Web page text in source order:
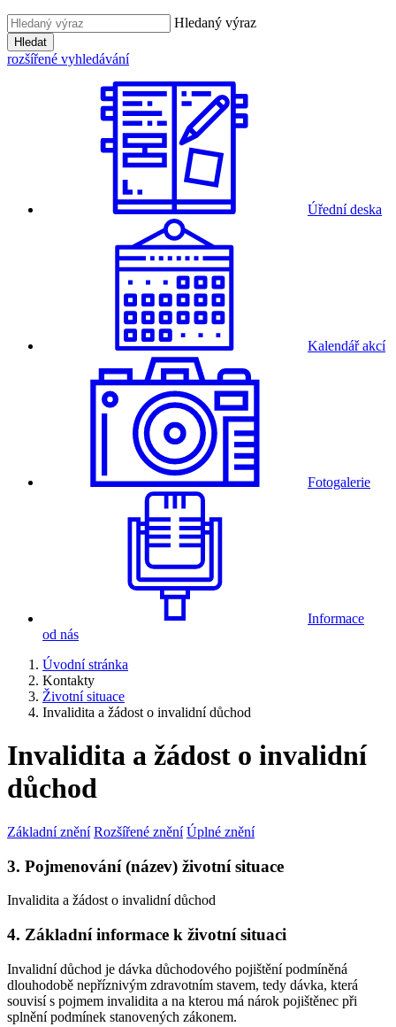
Hledaný výraz
Hledat
rozšířené vyhledávání
Úřední deska
Kalendář akcí
Fotogalerie
Informace
od nás
Úvodní stránka
Kontakty
Životní situace
Invalidita a žádost o invalidní důchod
Invalidita a žádost o invalidní
důchod
Základní znění Rozšířené znění Úplné znění
3. Pojmenování (název) životní situace
Invalidita a žádost o invalidní důchod
4. Základní informace k životní situaci
Invalidní důchod je dávka důchodového pojištění podmíněná
dlouhodobě nepříznivým zdravotním stavem, tedy dávka, která
souvisí s pojmem invalidita a na kterou má nárok pojištěnec při
splnění podmínek stanovených zákonem.